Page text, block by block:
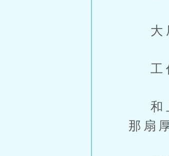
大
工
和
那扇